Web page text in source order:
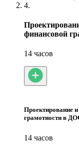
4.
финансовой
14 часов
Проектирование
грамотности в
14 часов